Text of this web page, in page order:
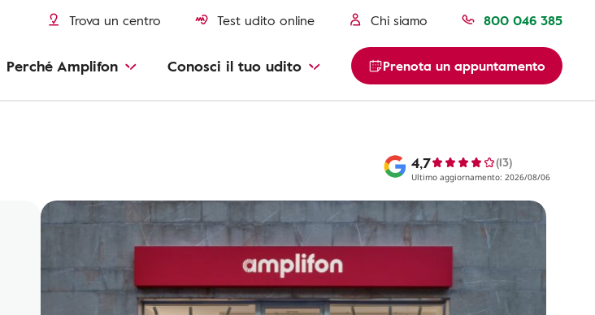
Trova un centro Test udito online Chi siamo 800 046 385
Perché Amplifon Conosci il tuo udito Prenota un appuntamento
4,7 (13)
Ultimo aggiornamento: 2026/08/06